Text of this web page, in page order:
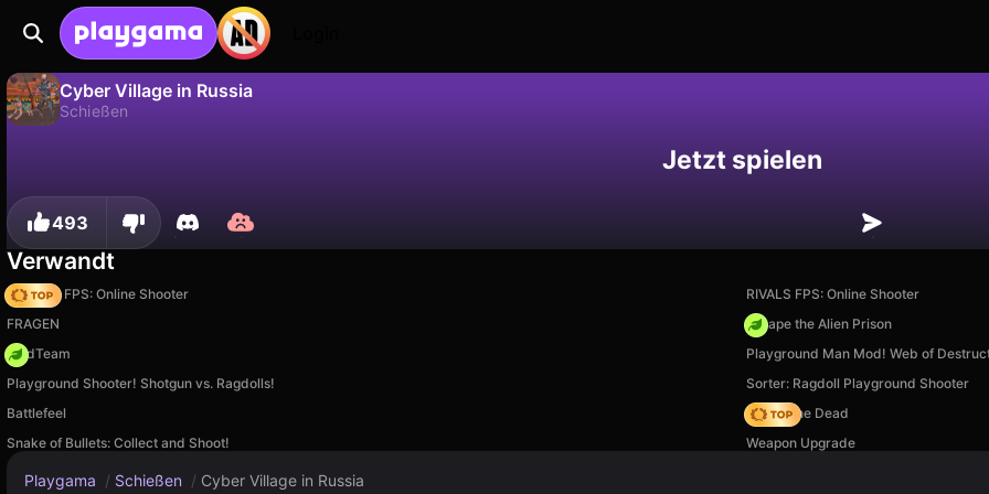
Cyber Village in Russia
Schießen
Jetzt spielen
493
Verwandt
Hazmob FPS: Online Shooter
RIVALS FPS: Online Shooter
FRAGEN
Escape the Alien Prison
MadTeam
Playground Man Mod! Web of
Playground Shooter! Shotgun vs. Ragdolls!
Sorter: Ragdoll Playground Shooter
Battlefeel
Rise of the Dead
Snake of Bullets: Collect and Shoot!
Weapon Upgrade
Playgama / Schießen / Cyber Village in Russia